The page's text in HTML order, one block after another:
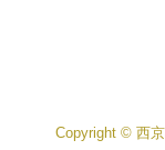
Copyright © 西